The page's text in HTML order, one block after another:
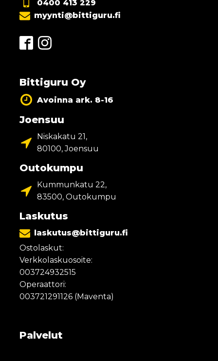
0400 413 229
myynti@bittiguru.fi
Bittiguru Oy
Avoinna ark. 8-16
Joensuu
Niskakatu 21,
80100, Joensuu
Outokumpu
Kummunkatu 22,
83500, Outokumpu
Laskutus
laskutus@bittiguru.fi
Ostolaskut:
Verkkolaskuosoite:
003724932515
Operaattori:
003721291126 (Maventa)
Palvelut